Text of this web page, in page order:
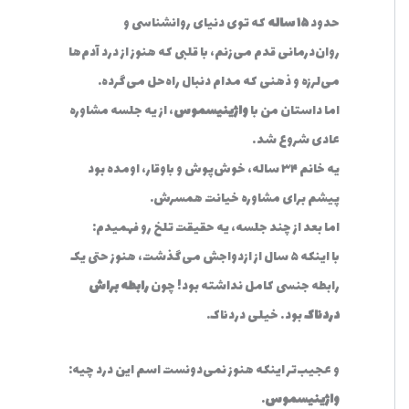
حدود۱۵ ساله
که توی دنیای روانشناسی و
روان‌درمانی قدم می‌زنم، با قلبی که هنوز از درد آدم‌ها
می‌لرزه و ذهنی که مدام دنبال راه‌حل می‌گرده.
اما داستان من باواژینیسموس، از یه جلسه مشاوره
عادی شروع شد…
یه خانم ۳۴ ساله، خوش‌پوش و باوقار، اومده بود
پیشم برای مشاوره خیانت همسرش.
اما بعد از چند جلسه، یه حقیقت تلخ رو فهمیدم:
با اینکه ۵ سال از ازدواجش می‌گذشت، هنوز حتی یک
رابطه جنسی کامل نداشته بود! چونرابطه براش
دردناکبود… خیلی دردناک.
و عجیب‌تر اینکه هنوز نمی‌دونست اسم این درد چیه:
واژینیسموس.